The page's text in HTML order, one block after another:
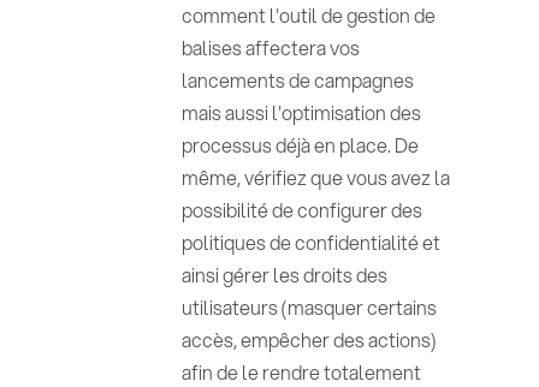
comment l'outil de gestion de
balises affectera vos
lancements de campagnes
mais aussi l'optimisation des
processus déjà en place. De
même, vérifiez que vous avez la
possibilité de configurer des
politiques de confidentialité et
ainsi gérer les droits des
utilisateurs (masquer certains
accès, empêcher des actions)
afin de le rendre totalement